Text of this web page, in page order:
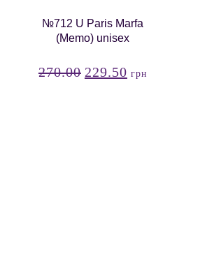
№712 U Paris Marfa
(Memo) unisex
270.00 229.50 грн